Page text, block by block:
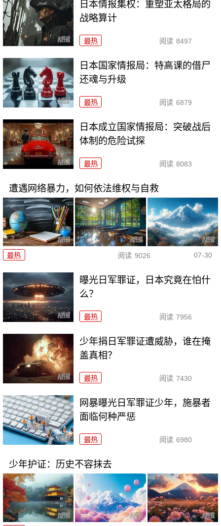
日本情报集权：重塑亚太格局的
战略算计
最热 阅读 8497
日本国家情报局：特高课的借尸
还魂与升级
最热 阅读 6879
日本成立国家情报局：突破战后
体制的危险试探
最热 阅读 8083
遭遇网络暴力，如何依法维权与自救
最热 阅读 9026 07-30
曝光日军罪证，日本究竟在怕什
么？
最热 阅读 7956
少年捐日军罪证遭威胁，谁在掩
盖真相？
最热 阅读 7430
网暴曝光日军罪证少年，施暴者
面临何种严惩
最热 阅读 6980
少年护证：历史不容抹去